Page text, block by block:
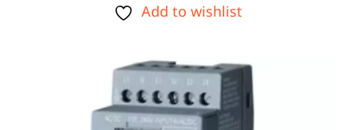
Add to wishlist